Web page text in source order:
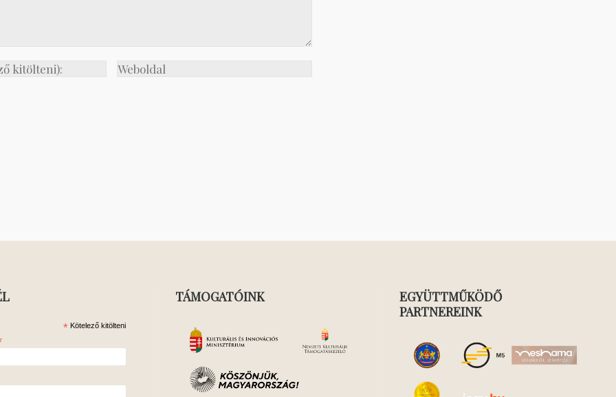
* Kötelező kitölteni
TÁMOGATÓINK
EGYÜTTMŰKÖDŐ
PARTNEREINK